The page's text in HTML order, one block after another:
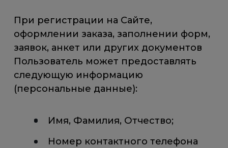
При регистрации на Сайте,
оформлении заказа, заполнении форм,
заявок, анкет или других документов
Пользователь может предоставлять
следующую информацию
(персональные данные):
Имя, Фамилия, Отчество;
Номер контактного телефона